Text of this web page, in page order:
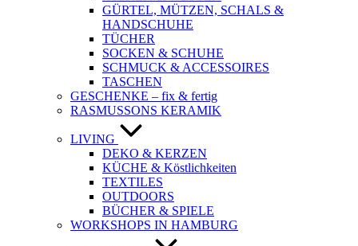
GÜRTEL, MÜTZEN, SCHALS &
HANDSCHUHE
TÜCHER
SOCKEN & SCHUHE
SCHMUCK & ACCESSOIRES
TASCHEN
GESCHENKE – fix & fertig
RASMUSSONS KERAMIK
LIVING
DEKO & KERZEN
KÜCHE & Köstlichkeiten
TEXTILES
OUTDOORS
BÜCHER & SPIELE
WORKSHOPS IN HAMBURG